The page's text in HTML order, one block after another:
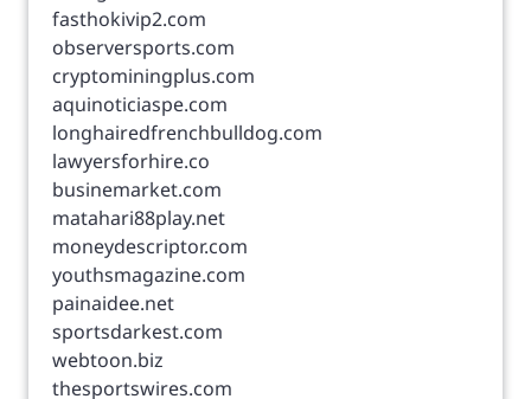
fasthokivip2.com
observersports.com
cryptominingplus.com
aquinoticiaspe.com
longhairedfrenchbulldog.com
lawyersforhire.co
businemarket.com
matahari88play.net
moneydescriptor.com
youthsmagazine.com
painaidee.net
sportsdarkest.com
webtoon.biz
thesportswires.com